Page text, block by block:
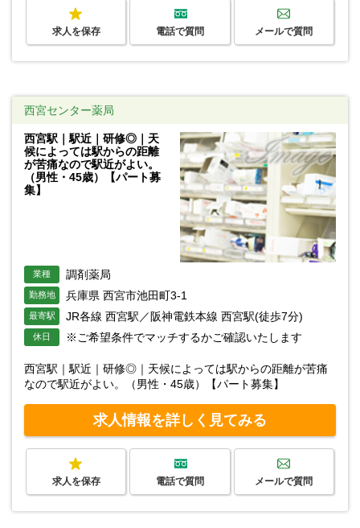
求人を保存 電話で質問 メールで質問
西宮センター薬局
西宮駅｜駅近｜研修◎｜天
候によっては駅からの距離
が苦痛なので駅近がよい。
（男性・45歳）【パート募
集】
業種 調剤薬局
勤務地 兵庫県 西宮市池田町3-1
最寄駅 JR各線 西宮駅／阪神電鉄本線 西宮駅(徒歩7分)
休日 ※ご希望条件でマッチするかご確認いたします
西宮駅｜駅近｜研修◎｜天候によっては駅からの距離が苦痛
なので駅近がよい。（男性・45歳）【パート募集】
求人情報を詳しく見てみる
求人を保存 電話で質問 メールで質問